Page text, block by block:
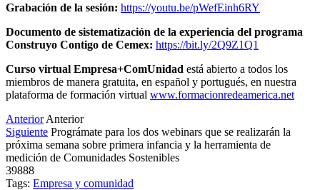
Grabación de la sesión: https://youtu.be/pWefEinh6RY
Documento de sistematización de la experiencia del programa
Construyo Contigo de Cemex: https://bit.ly/2Q9Z1Q1
Curso virtual Empresa+ComUnidad está abierto a todos los
miembros de manera gratuita, en español y portugués, en nuestra
plataforma de formación virtual www.formacionredeamerica.net
Anterior Anterior
Siguiente Prográmate para los dos webinars que se realizarán la
próxima semana sobre primera infancia y la herramienta de
medición de Comunidades Sostenibles
39888
Tags: Empresa y comunidad